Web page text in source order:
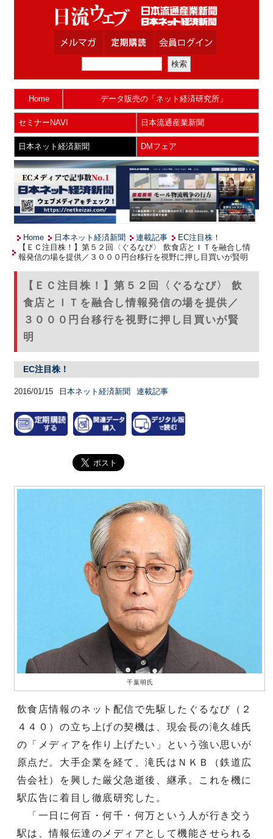
Home データ販売の「ネット経済研究所」
セミナーNAVI 日本流通産業新聞
日本ネット経済新聞 DMフェア
Home 日本ネット経済新聞 連載記事
EC注目株！
【ＥＣ注目株！】第５２回〈ぐるなび〉 飲食店とＩＴを融合し情
報発信の場を提供／３０００円台移行を視野に押し目買いが賢明
【ＥＣ注目株！】第５２回〈ぐるなび〉 飲
食店とＩＴを融合し情報発信の場を提供／
３０００円台移行を視野に押し目買いが賢
明
EC注目株！
2016/01/15 日本ネット経済新聞 連載記事
千葉明氏
飲食店情報のネット配信で先駆したぐるなび（２
４４０）の立ち上げの契機は、現会長の滝久雄氏
の「メディアを作り上げたい」という強い思いが
原点だ。大手企業を経て、滝氏はＮＫＢ（鉄道広
告会社）を興した厳父急逝後、継承。これを機に
駅広告に着目し徹底研究した。
「一日に何百・何千・何万という人が行き交う
駅は、情報伝達のメディアとして機能させられる